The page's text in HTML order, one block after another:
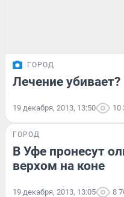
ГОРОД
Лечение убивает?
19 декабря, 2013, 13:50 10
ГОРОД
В Уфе пронесут
верхом на коне
19 декабря, 2013, 13:05 8